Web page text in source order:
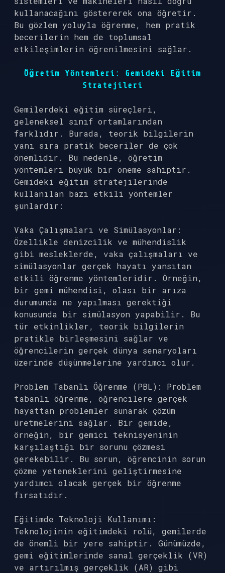
kullanacağını göstererek ona öğretir.
Bu gözlem yoluyla öğrenme, hem pratik
becerilerin hem de toplumsal
etkileşimlerin öğrenilmesini sağlar.
Öğretim Yöntemleri: Gemideki Eğitim
Stratejileri
Gemilerdeki eğitim süreçleri,
geleneksel sınıf ortamlarından
farklıdır. Burada, teorik bilgilerin
yanı sıra pratik beceriler de çok
önemlidir. Bu nedenle, öğretim
yöntemleri büyük bir öneme sahiptir.
Gemideki eğitim stratejilerinde
kullanılan bazı etkili yöntemler
şunlardır:
Vaka Çalışmaları ve Simülasyonlar:
Özellikle denizcilik ve mühendislik
gibi mesleklerde, vaka çalışmaları ve
simülasyonlar gerçek hayatı yansıtan
etkili öğrenme yöntemleridir. Örneğin,
bir gemi mühendisi, olası bir arıza
durumunda ne yapılması gerektiği
konusunda bir simülasyon yapabilir. Bu
tür etkinlikler, teorik bilgilerin
pratikle birleşmesini sağlar ve
öğrencilerin gerçek dünya senaryoları
üzerinde düşünmelerine yardımcı olur.
Problem Tabanlı Öğrenme (PBL): Problem
tabanlı öğrenme, öğrencilere gerçek
hayattan problemler sunarak çözüm
üretmelerini sağlar. Bir gemide,
örneğin, bir gemici teknisyeninin
karşılaştığı bir sorunu çözmesi
gerekebilir. Bu sorun, öğrencinin sorun
çözme yeteneklerini geliştirmesine
yardımcı olacak gerçek bir öğrenme
fırsatıdır.
Eğitimde Teknoloji Kullanımı:
Teknolojinin eğitimdeki rolü, gemilerde
de önemli bir yere sahiptir. Günümüzde,
gemi eğitimlerinde sanal gerçeklik (VR)
ve artırılmış gerçeklik (AR) gibi